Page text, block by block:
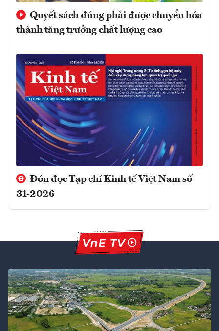
Quyết sách đúng phải được chuyển hóa
thành tăng trưởng chất lượng cao
Đón đọc Tạp chí Kinh tế Việt Nam số
31-2026